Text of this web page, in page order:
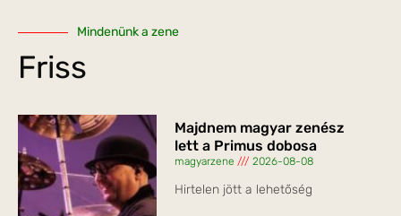
Mindenünk a zene
Friss
Majdnem magyar zenész
lett a Primus dobosa
magyarzene 2026-08-08
Hirtelen jött a lehetőség